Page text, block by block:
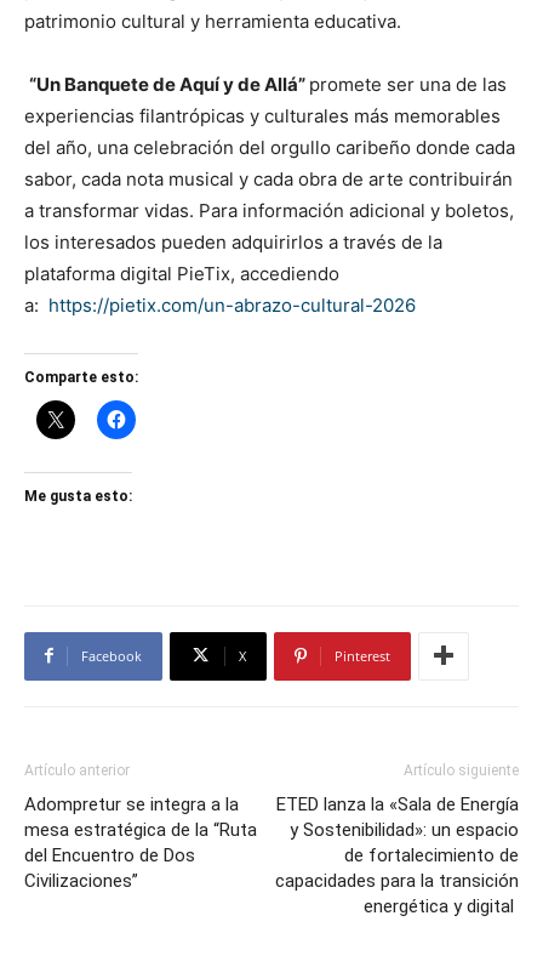
patrimonio cultural y herramienta educativa.
“Un Banquete de Aquí y de Allá” promete ser una de las
experiencias filantrópicas y culturales más memorables
del año, una celebración del orgullo caribeño donde cada
sabor, cada nota musical y cada obra de arte contribuirán
a transformar vidas. Para información adicional y boletos,
los interesados pueden adquirirlos a través de la
plataforma digital PieTix, accediendo
a: https://pietix.com/un-abrazo-cultural-2026
Comparte esto:
Me gusta esto:
Facebook X Pinterest
Artículo anterior
Adompretur se integra a la
mesa estratégica de la “Ruta
del Encuentro de Dos
Civilizaciones”
Artículo siguiente
ETED lanza la «Sala de Energía
y Sostenibilidad»: un espacio
de fortalecimiento de
capacidades para la transición
energética y digital